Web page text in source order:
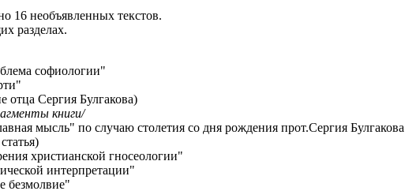
16 необъявленных текстов.
разделах.
софиологии"
Сергия Булгакова)
книги/
мысль" по случаю столетия со дня рождения прот.Сергия Булгакова
христианской гносеологии"
интерпретации"
безмолвие"